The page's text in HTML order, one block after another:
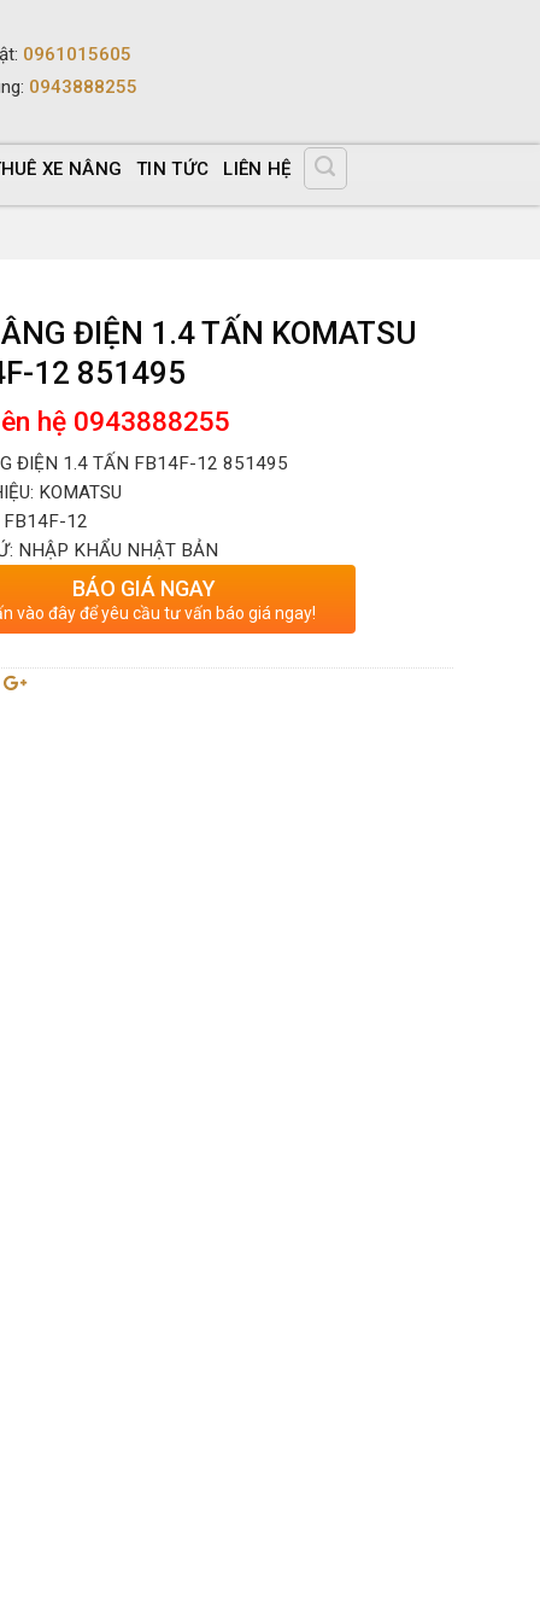
: 0961015605
: 0943888255
XE NÂNG TIN TỨC LIÊN HỆ
ĐIỆN 1.4 TẤN KOMATSU
12 851495
hệ 0943888255
ĐIỆN 1.4 TẤN FB14F-12 851495
KOMATSU
FB14F-12
NHẬP KHẨU NHẬT BẢN
BÁO GIÁ NGAY
vào đây để yêu cầu tư vấn báo giá ngay!